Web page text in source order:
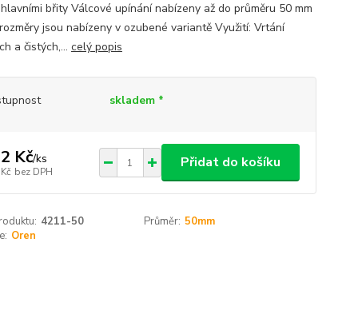
břity Válcové upínání nabízeny až do průměru 50 mm
jsou nabízeny v ozubené variantě Využití: Vrtání
a čistých,... celý popis
skladem *
Kč/ks
bez DPH
Přidat do košíku
4211-50 Průměr: 50mm
Oren